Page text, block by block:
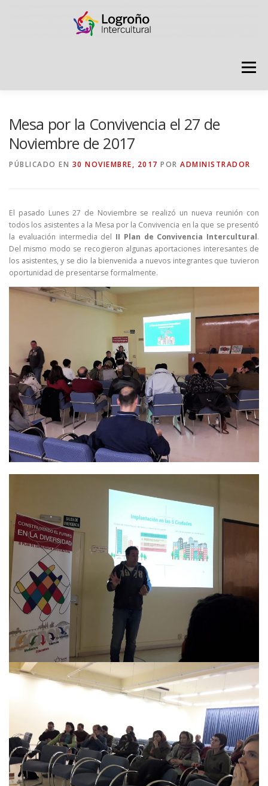
Menú
RECURSOS PUNTO DE ACOGIDA
Mesa por la Convivencia el 27 de
Noviembre de 2017
PÚBLICADO EN 30 NOVIEMBRE, 2017 POR ADMINISTRADOR
El pasado Lunes 27 de Noviembre se realizó un nueva reunión con
todos los asistentes a la Mesa por la Convivencia en la que se presentó
la evaluación intermedia del II Plan de Convivencia Intercultural.
Del mismo modo se recogieron algunas aportaciones interesantes de
los asistentes, y se dio la bienvenida a nuevos integrantes que tuvieron
oportunidad de presentarse formalmente.